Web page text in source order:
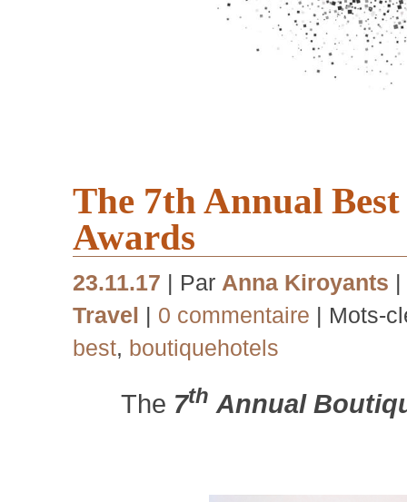
The 7th Annual
Awards
23.11.17 | Par Anna Kiroyants
Travel | 0 commentaire | Mots-
best, boutiquehotels
The 7th Annual